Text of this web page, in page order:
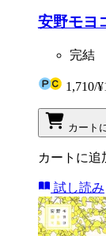
安野モヨ
完結
1,710/
カート
カートに追
試し読み